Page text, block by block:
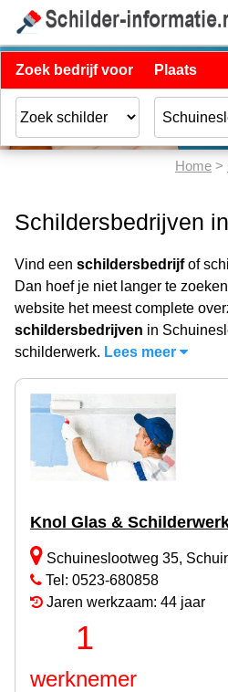
Zoek bedrijf voor Plaats
Home >
Schildersbedrijven
Vind een schildersbedrijfof
Dan hoef je niet langer te
website het meest complete
schildersbedrijven in
schilderwerk. Lees meer
Knol Glas &
Schuineslootweg 35,
Tel: 0523-680858
Jaren werkzaam: 44 jaar
1
werknemer